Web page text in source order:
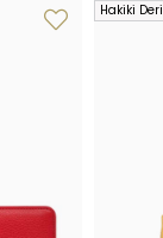
Hakiki Deri